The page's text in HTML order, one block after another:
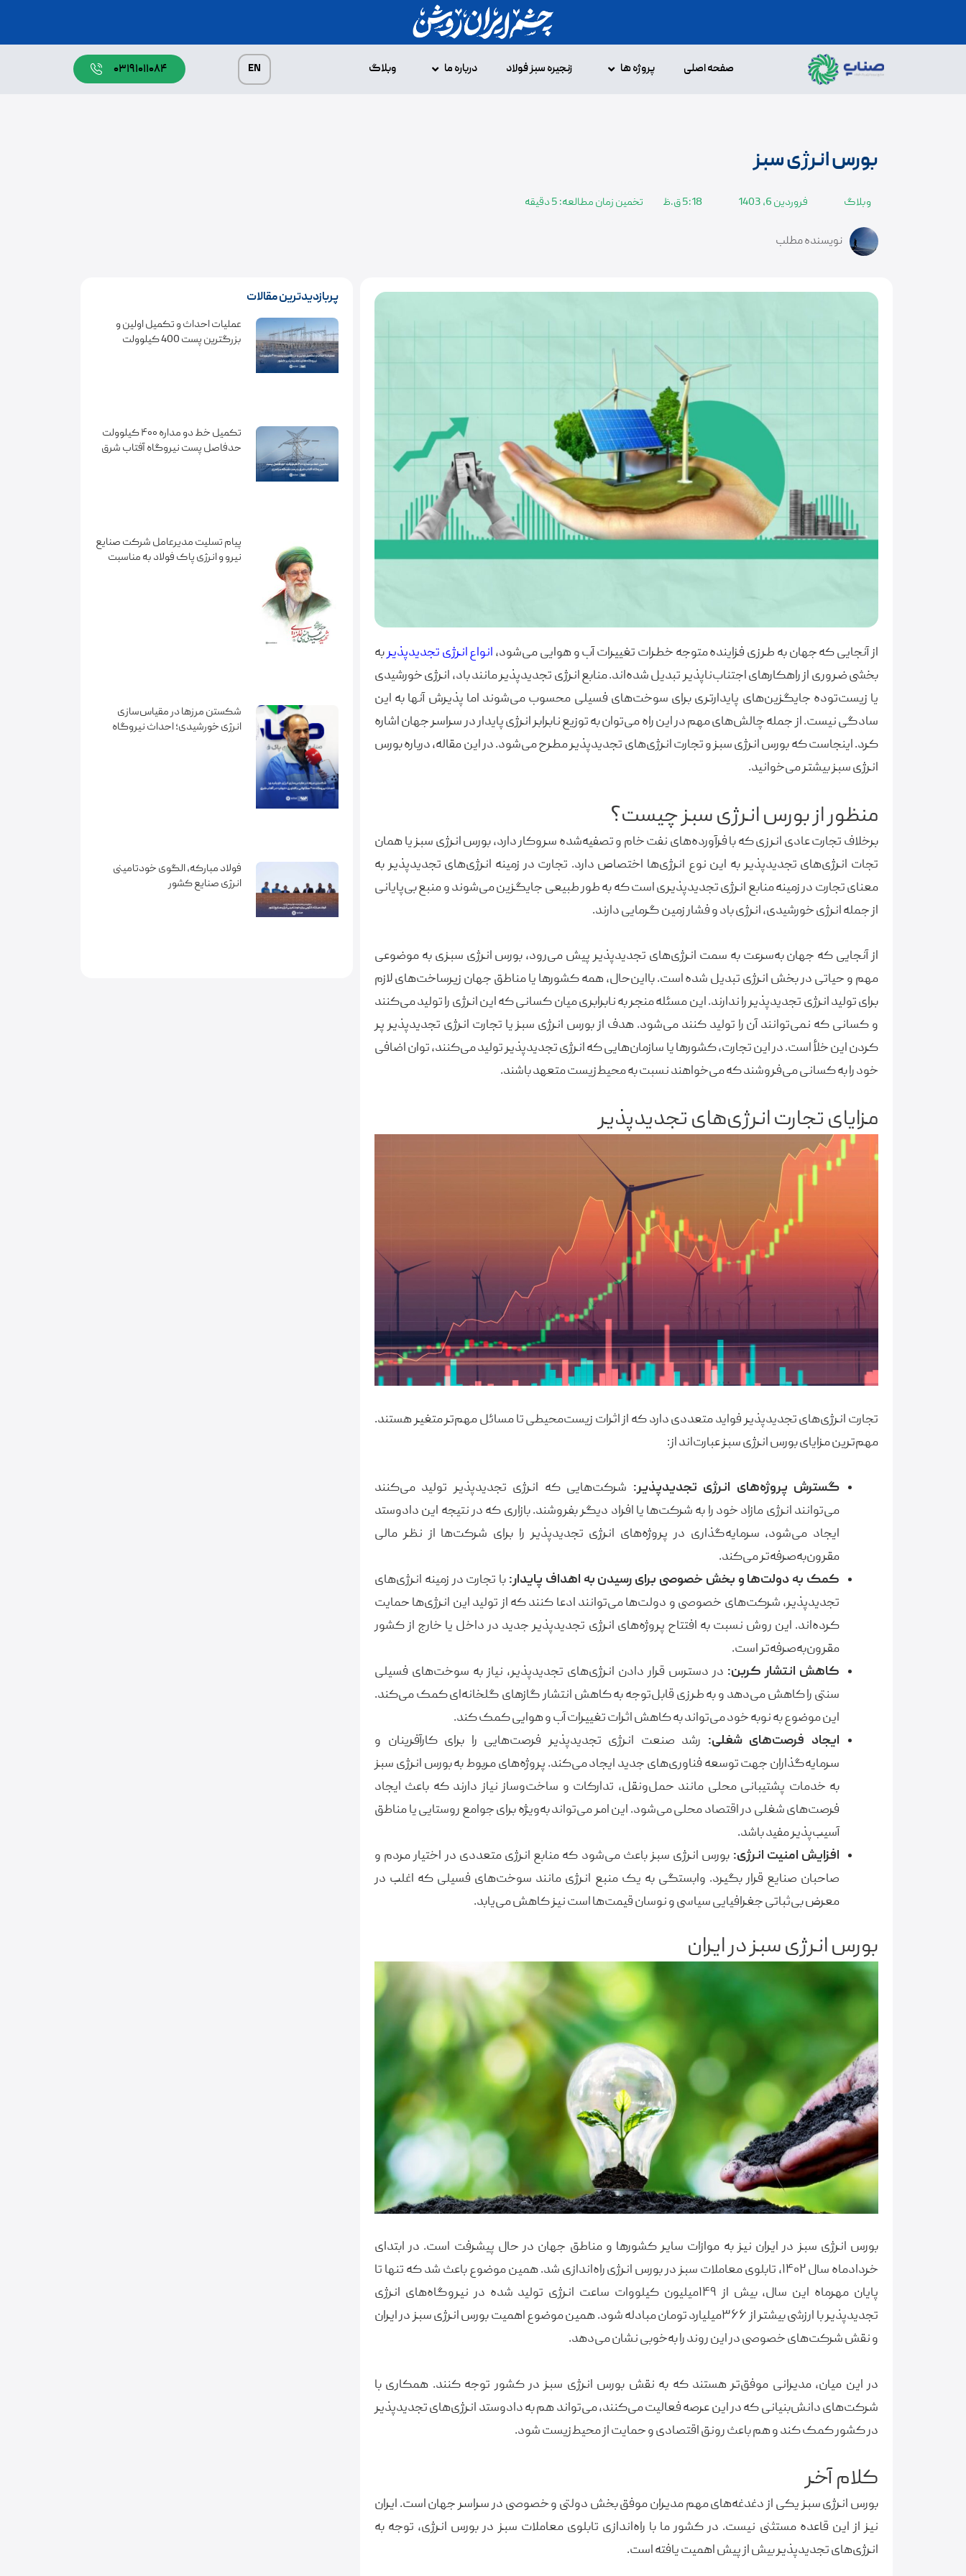
صفحه اصلی پروژه ها زنجیره سبز فولاد درباره ما وبلاگ EN ۰۳۱۹۱۰۱۱۰۸۴
بورس انرژی سبز
وبلاگ فروردین 6, 1403 5:18 ق.ظ تخمین زمان مطالعه: 5 دقیقه
نویسنده مطلب
از آنجایی که جهان به طرزی فزاینده متوجه خطرات تغییرات آب و هوایی می‌شود، انواع انرژی تجدیدپذیربه
بخشی ضروری از راهکارهای اجتناب‌ناپذیر تبدیل شده‌اند. منابع انرژی تجدیدپذیر مانند باد، انرژی خورشیدی
یا زیست‌توده جایگزین‌های پایدارتری برای سوخت‌های فسیلی محسوب می‌شوند اما پذیرش آنها به این
سادگی نیست. از جمله چالش‌های مهم در این راه می‌توان به توزیع نابرابر انرژی پایدار در سراسر جهان اشاره
کرد. اینجاست که بورس انرژی سبز و تجارت انرژی‌های تجدیدپذیر مطرح می‌شود. در این مقاله، درباره بورس
انرژی سبز بیشتر می‌خوانید.
منظور از بورس انرژی سبز چیست؟
برخلاف تجارت عادی انرزی که با فرآورده‌های نفت خام و تصفیه‌شده سروکار دارد، بورس انرژی سبز یا همان
تجات انرژی‌های تجدیدپذیر به این نوع انرژی‌ها اختصاص دارد. تجارت در زمینه انرژی‌های تجدیدپذیر به
معنای تجارت در زمینه منابع انرژی تجدیدپذیری است که به طور طبیعی جایگزین می‌شوند و منبع بی‌پایانی
از جمله انرژی خورشیدی، انرژی باد و فشار زمین گرمایی دارند.
از آنجایی که جهان به‌سرعت به سمت انرژی‌های تجدیدپذیر پیش می‌رود، بورس انرژی سبزی به موضوعی
مهم و حیاتی در بخش انرژی تبدیل شده است. بااین‌حال، همه کشورها یا مناطق جهان زیرساخت‌های لازم
برای تولید انرژی تجدیدپذیر را ندارند. این مسئله منجر به نابرابری میان کسانی که این انرژی را تولید می‌کنند
و کسانی که نمی‌توانند آن را تولید کنند می‌شود. هدف از بورس انرژی سبز یا تجارت انرژی تجدیدپذیر پر
کردن این خلأ است. در این تجارت، کشورها یا سازمان‌هایی که انرژی تجدیدپذیر تولید می‌کنند، توان اضافی
خود را به کسانی می‌فروشند که می‌خواهند نسبت به محیط‌زیست متعهد باشند.
مزایای تجارت انرژی‌های تجدیدپذیر
تجارت انرژی‌های تجدیدپذیر فواید متعددی دارد که از اثرات زیست‌محیطی تا مسائل مهم‌تر متغیر هستند.
مهم‌ترین مزایای بورس انرژی سبز عبارت‌اند از:
گسترش پروژه‌های انرژی تجدیدپذیر: شرکت‌هایی که انرژی تجدیدپذیر تولید می‌کنند
می‌توانند انرژی مازاد خود را به شرکت‌ها یا افراد دیگر بفروشند. بازاری که در نتیجه این دادوستد
ایجاد می‌شود، سرمایه‌گذاری در پروژه‌های انرژی تجدیدپذیر را برای شرکت‌ها از نظر مالی
مقرون‌به‌صرفه‌تر می‌کند.
کمک به دولت‌ها و بخش خصوصی برای رسیدن به اهداف پایدار: با تجارت در زمینه انرژی‌های
تجدیدپذیر، شرکت‌های خصوصی و دولت‌ها می‌توانند ادعا کنند که از تولید این انرژی‌ها حمایت
کرده‌اند. این روش نسبت به افتتاح پروژه‌های انرژی تجدیدپذیر جدید در داخل یا خارج از کشور
مقرون‌به‌صرفه‌تر است.
کاهش انتشار کربن: در دسترس قرار دادن انرژی‌های تجدیدپذیر، نیاز به سوخت‌های فسیلی
سنتی را کاهش می‌دهد و به طرزی قابل‌توجه به کاهش انتشار گازهای گلخانه‌ای کمک می‌کند.
این موضوع به نوبه خود می‌تواند به کاهش اثرات تغییرات آب و هوایی کمک کند.
ایجاد فرصت‌های شغلی: رشد صنعت انرژی تجدیدپذیر فرصت‌هایی را برای کارآفرینان و
سرمایه‌گذاران جهت توسعه فناوری‌های جدید ایجاد می‌کند. پروژه‌های مربوط به بورس انرژی سبز
به خدمات پشتیبانی محلی مانند حمل‌ونقل، تدارکات و ساخت‌وساز نیاز دارند که باعث ایجاد
فرصت‌های شغلی در اقتصاد محلی می‌شود. این امر می‌تواند به‌ویژه برای جوامع روستایی یا مناطق
آسیب‌پذیر مفید باشد.
افزایش امنیت انرژی: بورس انرژی سبز باعث می‌شود که منابع انرژی متعددی در اختیار مردم و
صاحبان صنایع قرار بگیرد. وابستگی به یک منبع انرژی مانند سوخت‌های فسیلی که اغلب در
معرض بی‌ثباتی جغرافیایی سیاسی و نوسان قیمت‌ها است نیز کاهش می‌یابد.
بورس انرژی سبز در ایران
بورس انرژی سبز در ایران نیز به موازات سایر کشورها و مناطق جهان در حال پیشرفت است. در ابتدای
خردادماه سال ۱۴۰۲، تابلوی معاملات سبز در بورس انرژی راه‌اندازی شد. همین موضوع باعث شد که تنها تا
پایان مهرماه این سال، بیش از ۱۴۹میلیون کیلووات ساعت انرژی تولید شده در نیروگاه‌های انرژی
تجدیدپذیر با ارزشی بیشتر از ۳۶۶میلیارد تومان مبادله شود. همین موضوع اهمیت بورس انرژی سبز در ایران
و نقش شرکت‌های خصوصی در این روند را به‌خوبی نشان می‌دهد.
در این میان، مدیرانی موفق‌تر هستند که به نقش بورس انرژی سبز در کشور توجه کنند. همکاری با
شرکت‌های دانش‌بنیانی که در این عرصه فعالیت می‌کنند، می‌تواند هم به دادوستد انرژی‌های تجدیدپذیر
در کشور کمک کند و هم باعث رونق اقتصادی و حمایت از محیط‌زیست شود.
کلام آخر
بورس انرژی سبز یکی از دغدغه‌های مهم مدیران موفق بخش دولتی و خصوصی در سراسر جهان است. ایران
نیز از این قاعده مستثنی نیست. در کشور ما با راه‌اندازی تابلوی معاملات سبز در بورس انرژی، توجه به
انرژی‌های تجدیدپذیر بیش از پیش اهمیت یافته است.
پربازدیدترین مقالات
عملیات احداث و تکمیل اولین و
بزرگترین پست 400 کیلوولت
تکمیل خط دو مداره ۴۰۰ کیلوولت
حدفاصل پست نیروگاه آفتاب شرق
پیام تسلیت مدیرعامل شرکت صنایع
نیرو و انرژی پاک فولاد به مناسبت
شکستن مرزها در مقیاس‌سازی
انرژی خورشیدی؛ احداث نیروگاه
فولاد مبارکه، الگوی خودتامینی
انرژی صنایع کشور